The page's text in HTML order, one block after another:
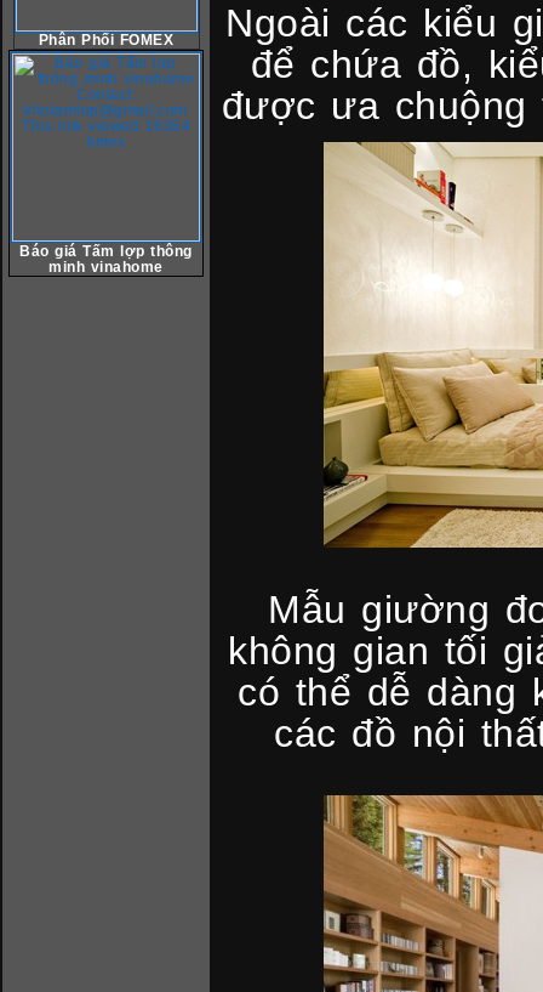
Phân Phối FOMEX
Báo giá Tấm lợp thông
minh vinahome
Ngoài các kiểu
để chứa đồ,
được ưa chuộng
Mẫu giường
không gian tối
có thể dễ dàng
các đồ nội